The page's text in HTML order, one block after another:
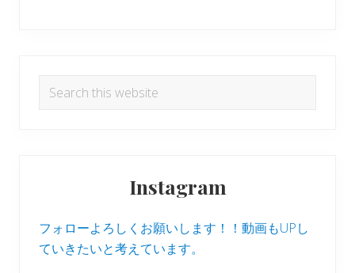
Search
Instagram
フォローよろしくお願いします！！動画もUPし
ていきたいと考えています。